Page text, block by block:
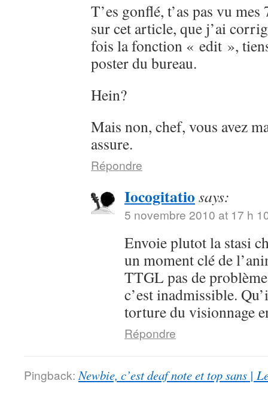
T’es gonflé, t’as pas vu
sur cet article, que j’ai
fois la fonction « edit »,
poster du bureau.
Hein?
Mais non, chef, vous avez
assure.
Répondre
Iocogitatio says:
5 novembre 2010 at 17 h
Envoie plutot la stasi
un moment clé de
TTGL pas de
c’est inadmissible.
torture du visionnage
Répondre
Pingback: Newbie, c’est deaf note et top sans |